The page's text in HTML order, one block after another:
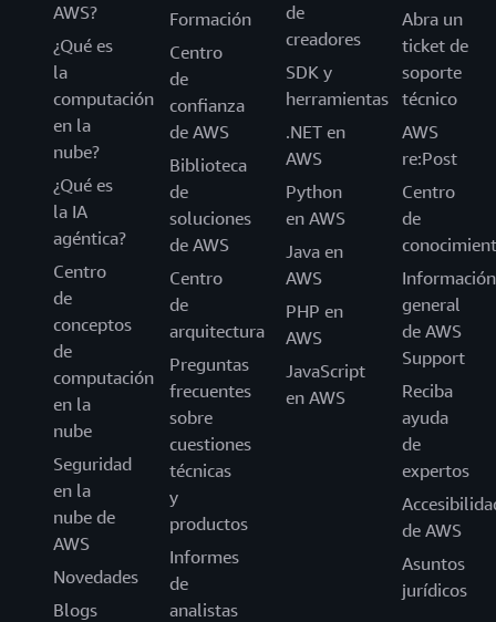
AWS?
¿Qué es
la
computación
en la
nube?
¿Qué es
la IA
agéntica?
Centro
de
conceptos
de
computación
en la
nube
Seguridad
en la
nube de
AWS
Novedades
Blogs
Formación
Centro
de
confianza
de AWS
Biblioteca
de
soluciones
de AWS
Centro
de
arquitectura
Preguntas
frecuentes
sobre
cuestiones
técnicas
y
productos
Informes
de
analistas
de
creadores
SDK y
herramientas
.NET en
AWS
Python
en AWS
Java en
AWS
PHP en
AWS
JavaScript
en AWS
Abra un
ticket de
soporte
técnico
AWS
re:Post
Centro
de
Información
general
de AWS
Support
Reciba
ayuda
de
expertos
de AWS
Asuntos
jurídicos